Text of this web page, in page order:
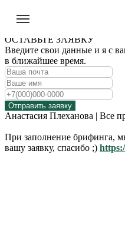
ОСТАВЬТЕ ЗАЯВКУ
Введите свои данные и я с
в ближайшее время.
Отправить заявку
Анастасия Плеханова | Все
При заполнение брифинга,
вашу заявку, спасибо ;)